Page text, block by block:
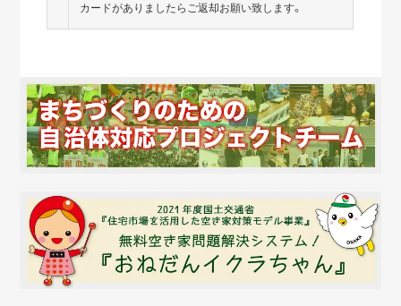
カードがありましたらご返却お願い致します。